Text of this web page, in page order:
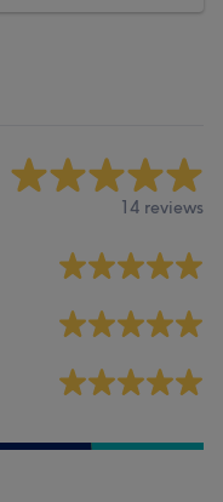
14 reviews